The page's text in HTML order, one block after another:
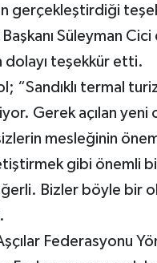
gerçekleştirdiği
Süleyman
teşekkür etti.
“Sandıklı termal
Gerek açılan yeni
mesleğinin
gibi
Bizler böyle bir
Federasyonu